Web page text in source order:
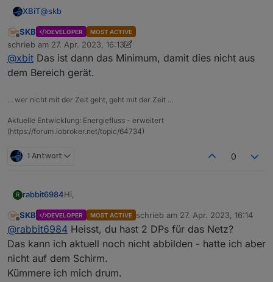
XBiT@skb
wird im Editormodus bei einer "Datasource" die "Pos.X"
und "Pos.Y" eingegeben ist die erste Zahl immer +1 der
eigentlichen eingegeben Zahl (Tastatur auf 2 gedrückt 3
wird angezeigt) bei Textfeldern ist es nicht so.
EDIT: Sorry bei Textfeldern ist es auch so bei Rectangle
und Icons nicht...
Offline
SKB DEVELOPER MOST ACTIVE
schrieb am 27. Apr. 2023, 16:13
zuletzt editiert von SKB
@xbit Das ist dann das Minimum, damit dies nicht aus
dem Bereich gerät.
... wer nicht mit der Zeit geht, geht mit der Zeit ...
Aktuelle Entwicklung: Energiefluss - erweitert
(https://forum.iobroker.net/topic/64734)
1 Antwort 0
R rabbit6984Hi,
Super Individualisierungen klasse. Auch gleich
installiert und am Testen.
Aber ich stell mich zu doof an.
Wie wird den der Verbrauch berechnet?
Wie kann ich das Netz einstellen da ich 2 Werte
Offline
SKB DEVELOPER MOST ACTIVE schrieb am 27. Apr. 2023, 16:14
zuletzt editiert von
@rabbit6984 Heisst, du hast 2 DPs für das Netz?
Das kann ich aktuell noch nicht abbilden - hatte ich aber
nicht auf dem Schirm.
Kümmere ich mich drum.